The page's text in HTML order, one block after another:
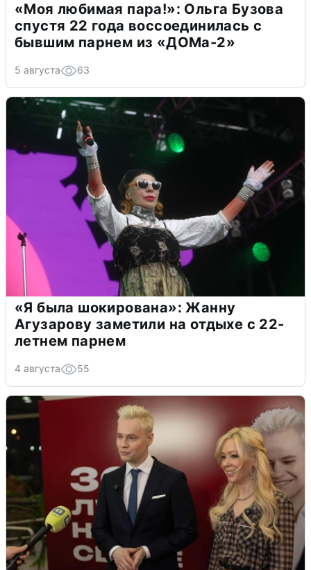
«Моя любимая пара!»: Ольга Бузова
спустя 22 года воссоединилась с
бывшим парнем из «ДОМа-2»
5 августа 63
«Я была шокирована»: Жанну
Агузарову заметили на отдыхе с 22-
летнем парнем
4 августа 55